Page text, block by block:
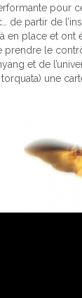
pour
de partir de
place et ont
le
et de
une